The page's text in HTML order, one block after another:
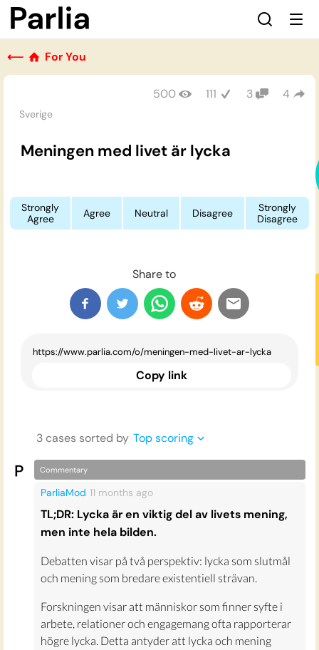
⟵ For You
Sverige
500 111 3 4
Meningen med livet är lycka
Strongly
Agree
Agree Neutral Disagree
Strongly
Disagree
Share to
Copy link
3cases sorted by Top scoring
Commentary
ParliaMod 11 months ago
TL;DR: Lycka är en viktig del av livets mening,
men inte hela bilden.
Debatten visar på två perspektiv: lycka som slutmål
och mening som bredare existentiell strävan.
Forskningen visar att människor som finner syfte i
arbete, relationer och engagemang ofta rapporterar
högre lycka. Detta antyder att lycka och mening